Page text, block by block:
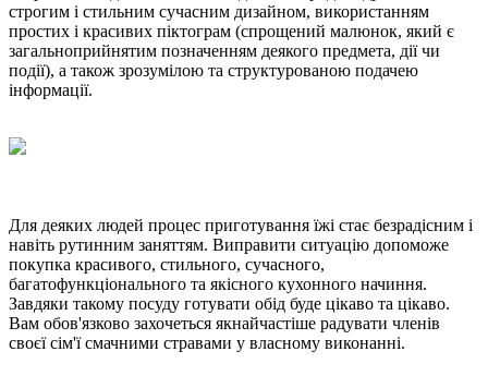
строгим і стильним сучасним дизайном, використанням
простих і красивих піктограм (спрощений малюнок, який є
загальноприйнятим позначенням деякого предмета, дії чи
події), а також зрозумілою та структурованою подачею
інформації.
Для деяких людей процес приготування їжі стає безрадісним і
навіть рутинним заняттям. Виправити ситуацію допоможе
покупка красивого, стильного, сучасного,
багатофункціонального та якісного кухонного начиння.
Завдяки такому посуду готувати обід буде цікаво та цікаво.
Вам обов'язково захочеться якнайчастіше радувати членів
своєї сім'ї смачними стравами у власному виконанні.